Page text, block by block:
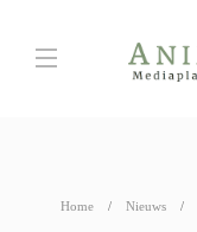
Home Nieuws